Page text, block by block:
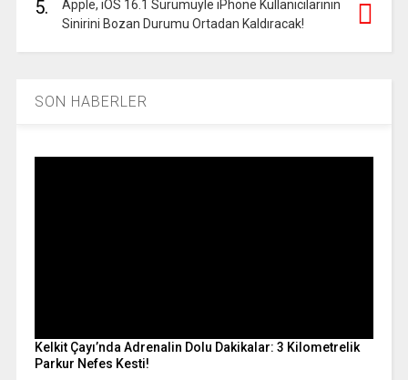
5.
Apple, iOS 16.1 Sürümüyle iPhone Kullanıcılarının
Sinirini Bozan Durumu Ortadan Kaldıracak!
SON HABERLER
Kelkit Çayı’nda Adrenalin Dolu Dakikalar: 3 Kilometrelik
Parkur Nefes Kesti!